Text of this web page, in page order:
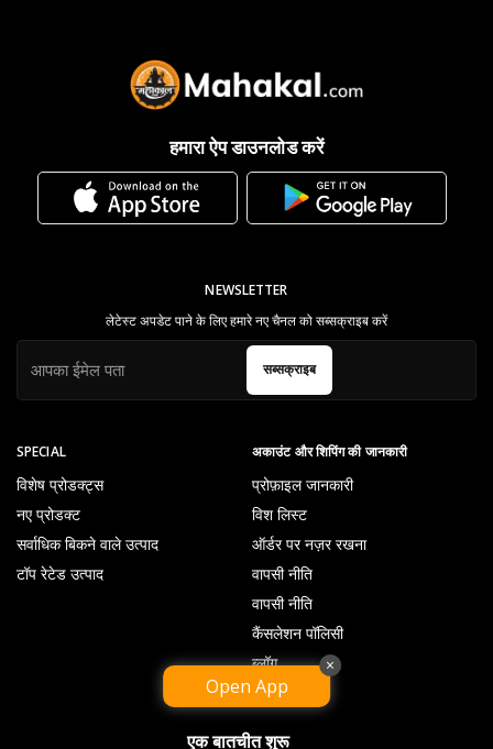
हमारा ऐप डाउनलोड करें
SPECIAL
विशेष प्रोडक्ट्स
नए प्रोडक्ट
सर्वाधिक बिकने वाले उत्पाद
टॉप रेटेड उत्पाद
अकाउंट और शिपिंग की जानकारी
प्रोफ़ाइल जानकारी
विश लिस्ट
ऑर्डर पर नज़र रखना
वापसी नीति
वापसी नीति
कैंसलेशन पॉलिसी
ब्लॉग
NEWSLETTER
लेटेस्ट अपडेट पाने के लिए हमारे नए चैनल को सब्सक्राइब करें
सब्सक्राइब
एक बातचीत शुरू
Open App
×